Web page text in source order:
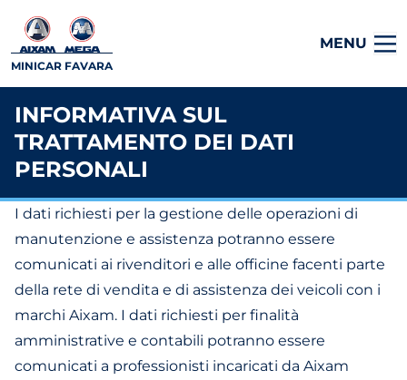
MINICAR FAVARA
MENU
INFORMATIVA SUL
TRATTAMENTO DEI DATI
PERSONALI
I dati richiesti per la gestione delle operazioni di
manutenzione e assistenza potranno essere
comunicati ai rivenditori e alle officine facenti parte
della rete di vendita e di assistenza dei veicoli con i
marchi Aixam. I dati richiesti per finalità
amministrative e contabili potranno essere
comunicati a professionisti incaricati da Aixam